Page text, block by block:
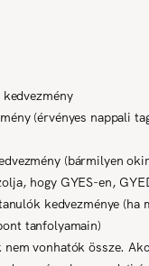
(érvényes nappali
(bármilyen
hogy GYES-en,
kedvezménye (ha
tanfolyamain)
nem vonhatók össze.